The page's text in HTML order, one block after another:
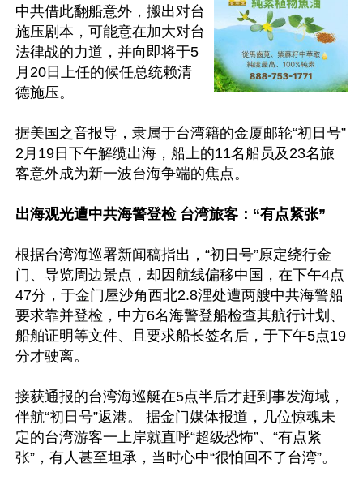
中共借此翻船意外，搬出对台
施压剧本，可能意在加大对台
法律战的力道，并向即将于5
月20日上任的候任总统赖清
德施压。
据美国之音报导，隶属于台湾籍的金厦邮轮“初日号”
2月19日下午解缆出海，船上的11名船员及23名旅
客意外成为新一波台海争端的焦点。
出海观光遭中共海警登检 台湾旅客：“有点紧张”
根据台湾海巡署新闻稿指出，“初日号”原定绕行金
门、导览周边景点，却因航线偏移中国，在下午4点
47分，于金门屋沙角西北2.8浬处遭两艘中共海警船
要求靠并登检，中方6名海警登船检查其航行计划、
船舶证明等文件、且要求船长签名后，于下午5点19
分才驶离。
接获通报的台湾海巡艇在5点半后才赶到事发海域，
伴航“初日号”返港。 据金门媒体报道，几位惊魂未
定的台湾游客一上岸就直呼“超级恐怖”、“有点紧
张”，有人甚至坦承，当时心中“很怕回不了台湾”。